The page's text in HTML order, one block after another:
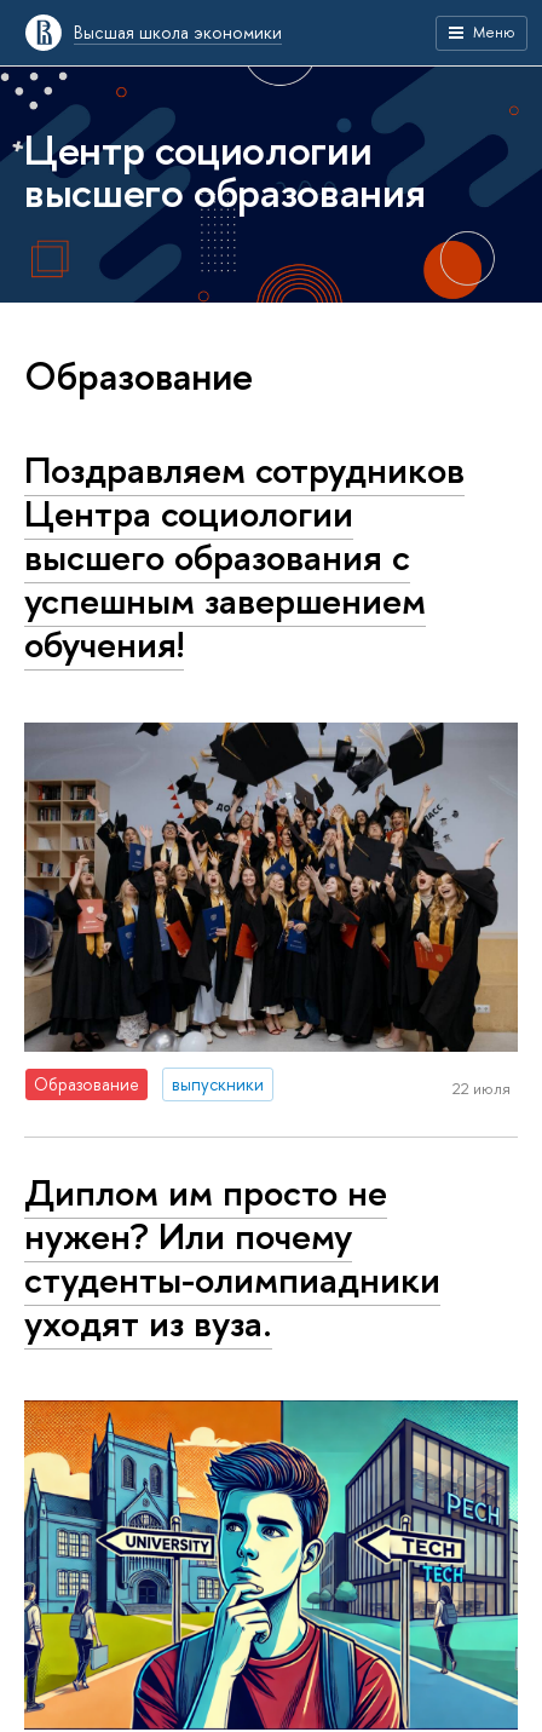
Высшая школа экономики Меню
Центр социологии
высшего образования
Образование
Поздравляем сотрудников
Центра социологии
высшего образования с
успешным завершением
обучения!
Образование выпускники 22 июля
Диплом им просто не
нужен? Или почему
студенты-олимпиадники
уходят из вуза.